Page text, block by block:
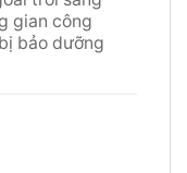
gian công
bảo dưỡng